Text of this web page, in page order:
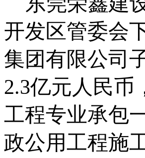
开发区管委会
集团有限公司
2.3亿元人民币
工程专业承包
政公用工程施